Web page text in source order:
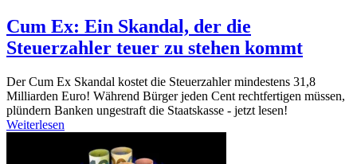
Cum Ex: Ein Skandal, der die
Steuerzahler teuer zu stehen kommt
Der Cum Ex Skandal kostet die Steuerzahler mindestens 31,8
Milliarden Euro! Während Bürger jeden Cent rechtfertigen müssen,
plündern Banken ungestraft die Staatskasse - jetzt lesen!
Weiterlesen